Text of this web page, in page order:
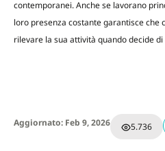
contemporanei. Anche se lavorano
loro presenza costante garantisce che
rilevare la sua attività quando decide
Aggiornato: Feb 9, 2026 5.736